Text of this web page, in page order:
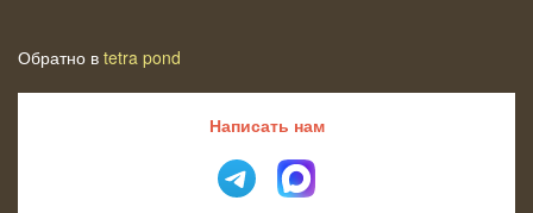
Обратно в tetra pond
Написать нам